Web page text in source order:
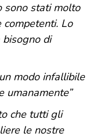
sono stati molto
Lo
bisogno di
modo infallibile
umanamente”
che tutti gli
le nostre